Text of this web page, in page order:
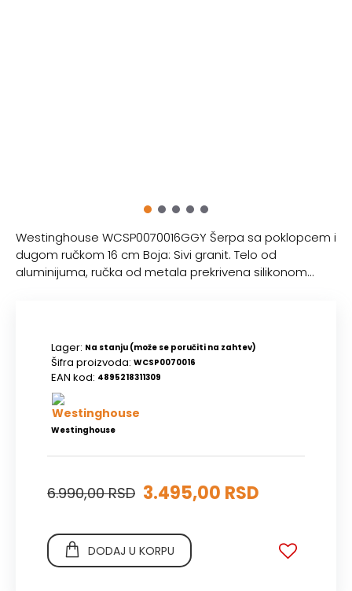
Westinghouse WCSP0070016GGY Šerpa sa poklopcem i
dugom ručkom 16 cm Boja: Sivi granit. Telo od
aluminijuma, ručka od metala prekrivena silikonom...
Lager: Na stanju (može se poručiti na zahtev)
Šifra proizvoda: WCSP0070016
EAN kod: 4895218311309
Westinghouse
3.495,00 RSD
6.990,00 RSD
DODAJ U KORPU